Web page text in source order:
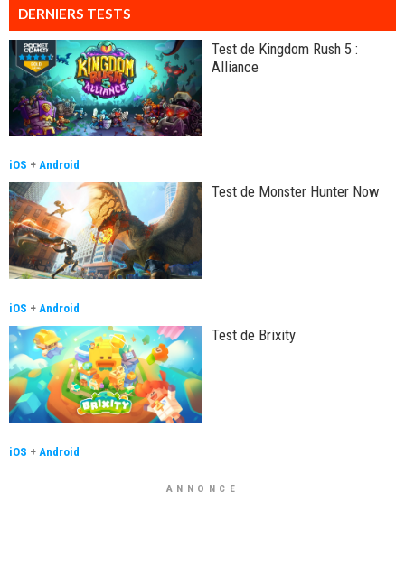
DERNIERS TESTS
Test de Kingdom Rush 5 :
Alliance
iOS + Android
Test de Monster Hunter Now
iOS + Android
Test de Brixity
iOS + Android
ANNONCE